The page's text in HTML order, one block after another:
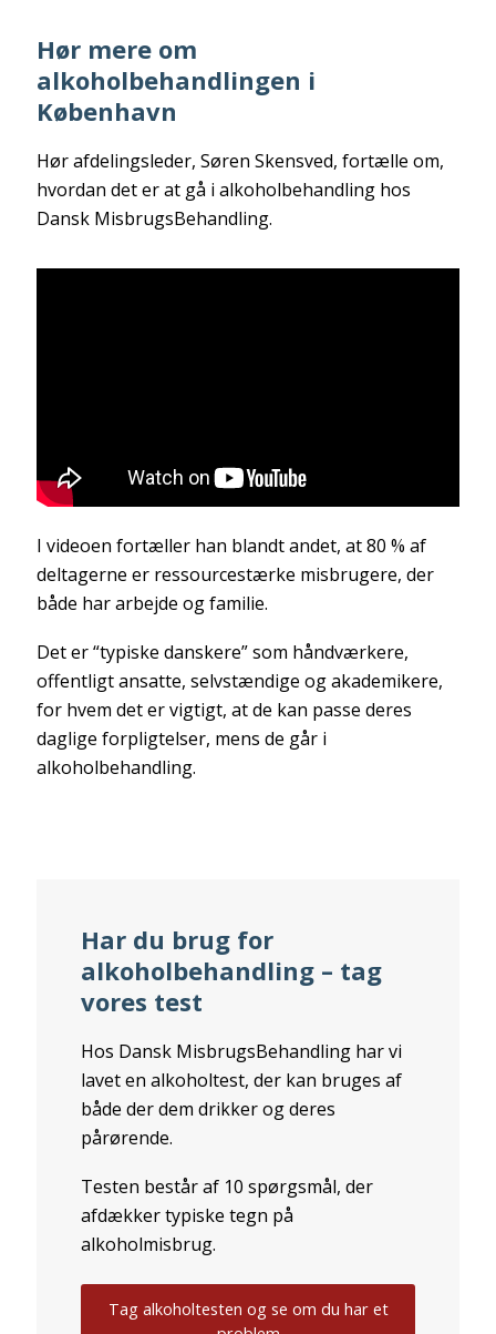
Hør mere om
alkoholbehandlingen i
København
Hør afdelingsleder, Søren Skensved, fortælle om,
hvordan det er at gå i alkoholbehandling hos
Dansk MisbrugsBehandling.
I videoen fortæller han blandt andet, at 80 % af
deltagerne er ressourcestærke misbrugere, der
både har arbejde og familie.
Det er “typiske danskere” som håndværkere,
offentligt ansatte, selvstændige og akademikere,
for hvem det er vigtigt, at de kan passe deres
daglige forpligtelser, mens de går i
alkoholbehandling.
Har du brug for
alkoholbehandling – tag
vores test
Hos Dansk MisbrugsBehandling har vi
lavet en alkoholtest, der kan bruges af
både der dem drikker og deres
pårørende.
Testen består af 10 spørgsmål, der
afdækker typiske tegn på
alkoholmisbrug.
Tag alkoholtesten og se om du har et